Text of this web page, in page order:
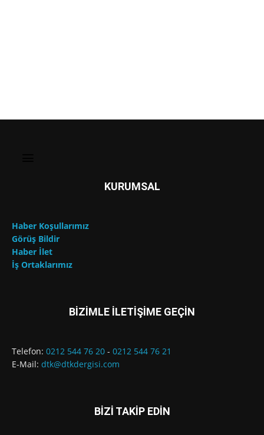
KURUMSAL
Haber Koşullarımız
Görüş Bildir
Haber İlet
İş Ortaklarımız
BİZİMLE İLETİŞİME GEÇİN
Telefon: 0212 544 76 20 - 0212 544 76 21
E-Mail: dtk@dtkdergisi.com
BİZİ TAKİP EDİN